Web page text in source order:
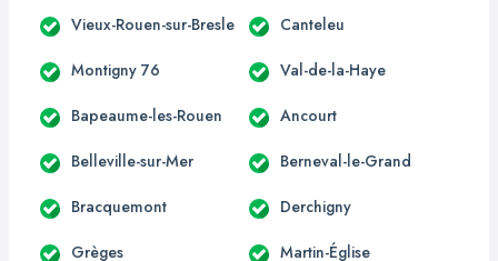
Vieux-Rouen-sur-Bresle Canteleu
Montigny 76 Val-de-la-Haye
Bapeaume-les-Rouen Ancourt
Belleville-sur-Mer Berneval-le-Grand
Bracquemont Derchigny
Grèges Martin-Église